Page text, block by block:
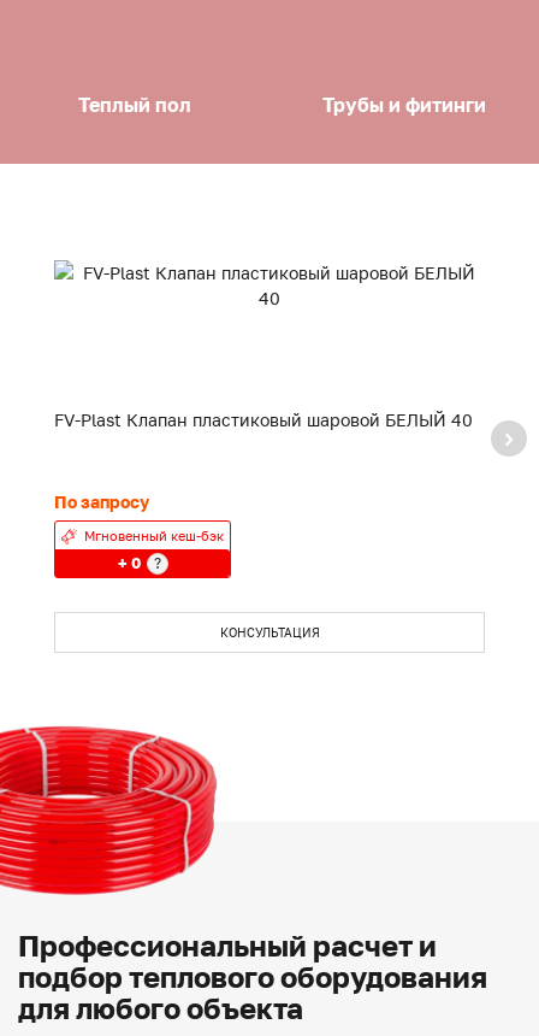
Теплый пол Трубы и фитинги
FV-Plast Клапан пластиковый шаровой БЕЛЫЙ 40
По запросу
Мгновенный кеш-бэк
+ 0 ?
КОНСУЛЬТАЦИЯ
Профессиональный расчет и
подбор теплового оборудования
для любого объекта